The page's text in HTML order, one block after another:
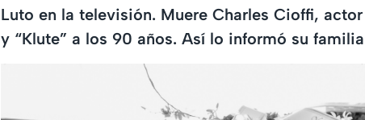
Luto en la televisión. Muere Charles Cioffi,
y “Klute” a los 90 años. Así lo informó su